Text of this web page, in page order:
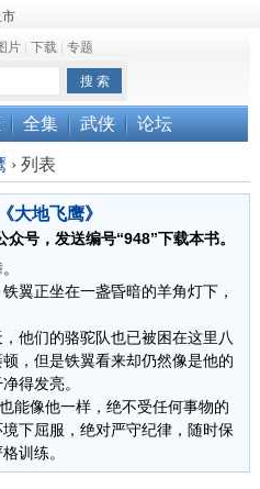
片| 下载| 专题
全集 武侠 论坛
›列表
大地飞鹰》
号，发送编号“948”下载本书。
翼正坐在一盏昏暗的羊角灯下，
他们的骆驼队也已被困在这里八
，但是铁翼看来却仍然像是他的
得发亮。
能像他一样，绝不受任何事物的
下屈服，绝对严守纪律，随时保
训练。